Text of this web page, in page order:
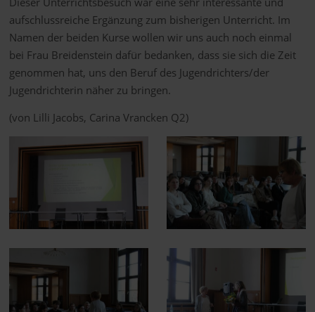
aufschlussreiche Ergänzung zum bisherigen Unterricht. Im
Namen der beiden Kurse wollen wir uns auch noch einmal
bei Frau Breidenstein dafür bedanken, dass sie sich die Zeit
genommen hat, uns den Beruf des Jugendrichters/der
Jugendrichterin näher zu bringen.
(von Lilli Jacobs, Carina Vrancken Q2)